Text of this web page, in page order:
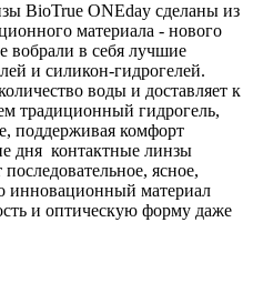
BioTrue ONEday сделаны из
материала - нового
вобрали в себя лучшие
и силикон-гидрогелей.
воды и доставляет к
традиционный гидрогель,
поддерживая комфорт
дня контактные линзы
ясное,
инновационный материал
и оптическую форму даже